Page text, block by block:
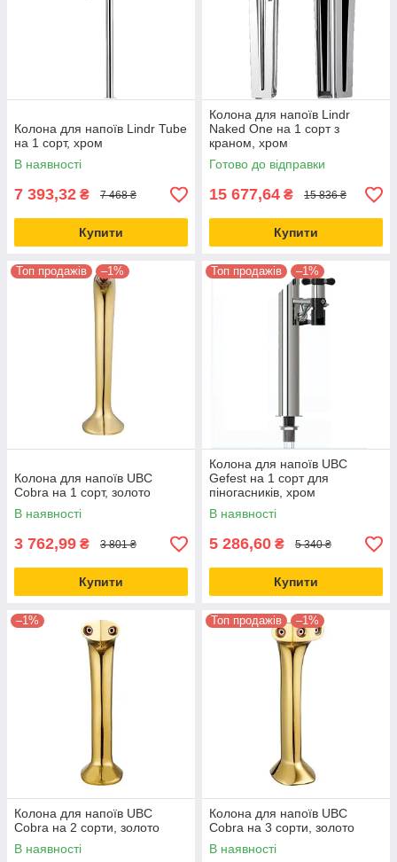
Колона для напоїв Lindr Tube
на 1 сорт, хром
В наявності
7 393,32 ₴ 7 468 ₴
Купити
Колона для напоїв Lindr
Naked One на 1 сорт з
краном, хром
Готово до відправки
15 677,64 ₴ 15 836 ₴
Купити
Топ продажів –1%
Колона для напоїв UBC
Cobra на 1 сорт, золото
В наявності
3 762,99 ₴ 3 801 ₴
Купити
Топ продажів –1%
Колона для напоїв UBC
Gefest на 1 сорт для
піногасників, хром
В наявності
5 286,60 ₴ 5 340 ₴
Купити
–1%
Колона для напоїв UBC
Cobra на 2 сорти, золото
В наявності
Топ продажів –1%
Колона для напоїв UBC
Cobra на 3 сорти, золото
В наявності